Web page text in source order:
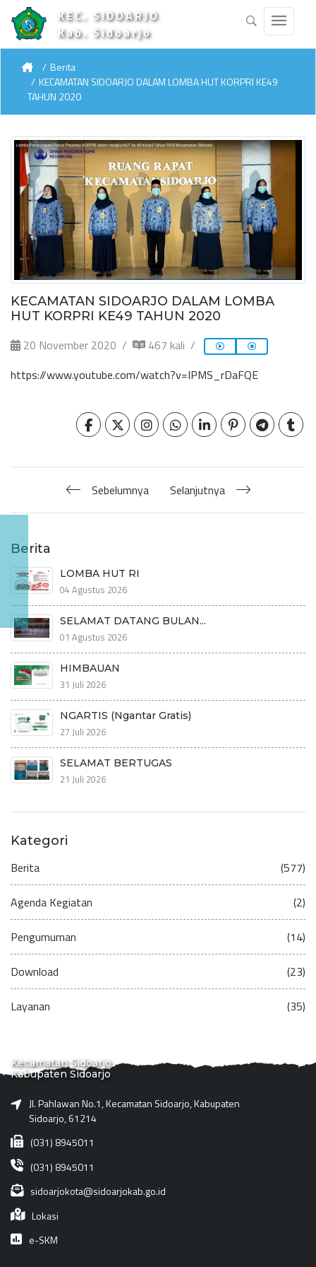
KEC. SIDOARJO
Kab. Sidoarjo
Berita
KECAMATAN SIDOARJO DALAM LOMBA HUT KORPRI KE49
TAHUN 2020
KECAMATAN SIDOARJO DALAM LOMBA
HUT KORPRI KE49 TAHUN 2020
20 November 2020
467 kali
https://www.youtube.com/watch?v=IPMS_rDaFQE
Sebelumnya Selanjutnya
Berita
LOMBA HUT RI
04 Agustus 2026
SELAMAT DATANG BULAN...
01 Agustus 2026
HIMBAUAN
31 Juli 2026
NGARTIS (Ngantar Gratis)
27 Juli 2026
SELAMAT BERTUGAS
21 Juli 2026
Kategori
Berita (577)
Agenda Kegiatan (2)
Pengumuman (14)
Download (23)
Layanan (35)
Kecamatan Sidoarjo
Kabupaten Sidoarjo
Jl. Pahlawan No.1, Kecamatan Sidoarjo, Kabupaten
Sidoarjo, 61214
(031) 8945011
(031) 8945011
sidoarjokota@sidoarjokab.go.id
Lokasi
e-SKM